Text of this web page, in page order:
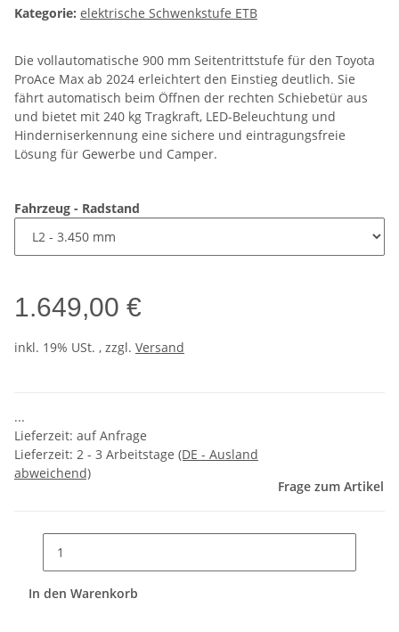
Kategorie: elektrische Schwenkstufe ETB
Die vollautomatische 900 mm Seitentrittstufe für den Toyota
ProAce Max ab 2024 erleichtert den Einstieg deutlich. Sie
fährt automatisch beim Öffnen der rechten Schiebetür aus
und bietet mit 240 kg Tragkraft, LED-Beleuchtung und
Hinderniserkennung eine sichere und eintragungsfreie
Lösung für Gewerbe und Camper.
Fahrzeug - Radstand
1.649,00 €
inkl. 19% USt. , zzgl. Versand
...
Lieferzeit: auf Anfrage
Lieferzeit: 2 - 3 Arbeitstage (DE - Ausland
abweichend)
Frage zum Artikel
In den Warenkorb